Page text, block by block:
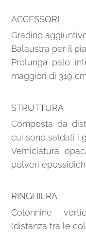
ACCESSORI
Gradino
Balaustra per il
Prolunga palo
maggiori di 319
STRUTTURA
Composta da
cui sono saldati i
Verniciatura
polveri
RINGHIERA
Colonnine
(distanza tra le